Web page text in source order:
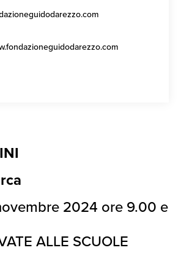
2024 ore 9.00 e
ALLE SCUOLE